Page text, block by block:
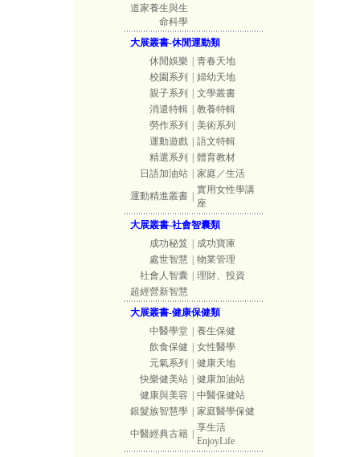
道家養生與生
命科學
大展叢書-休閒運動類
休閒娛樂
青春天地
校園系列
婦幼天地
親子系列
文學叢書
消遣特輯
教養特輯
勞作系列
美術系列
運動遊戲
語文特輯
精選系列
體育教材
日語加油站
家庭／生活
運動精進叢書
實用女性學講
座
大展叢書-社會智囊類
成功秘笈
成功寶庫
處世智慧
物業管理
社會人智囊
理財、投資
超經營新智慧
大展叢書-健康保健類
中醫學堂
養生保健
飲食保健
女性醫學
元氣系列
健康天地
快樂健美站
健康加油站
健康與美容
中醫保健站
銀髮族智慧學
家庭醫學保健
中醫經典古籍
享生活
EnjoyLife